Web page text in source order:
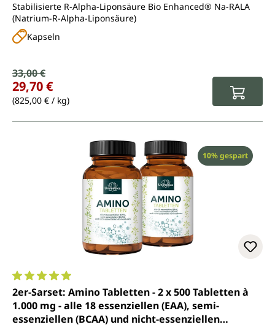
Stabilisierte R-Alpha-Liponsäure Bio Enhanced® Na-RALA
(Natrium-R-Alpha-Liponsäure)
Kapseln
Verkaufspreis:
Regulärer Preis:
33,00 €
29,70 €
(825,00 € / kg)
Rabatt
10% gespart
Durchschnittliche Bewertung von 5 von 5 Sternen
2er-Sarset: Amino Tabletten - 2 x 500 Tabletten à
1.000 mg - alle 18 essenziellen (EAA), semi-
essenziellen (BCAA) und nicht-essenziellen